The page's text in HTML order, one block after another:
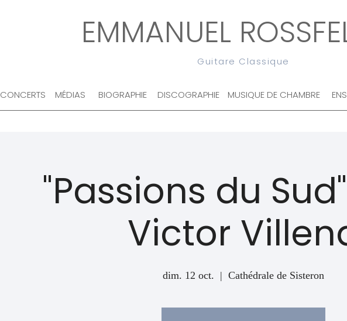
EMMANUEL
Guitare Classique
CONCERTS MÉDIAS BIOGRAPHIE DISCOGRAPHIE MUSIQUE DE CHAMBRE
"Passions du
Victor
dim. 12 oct.
  |
Cathédrale de Sisteron